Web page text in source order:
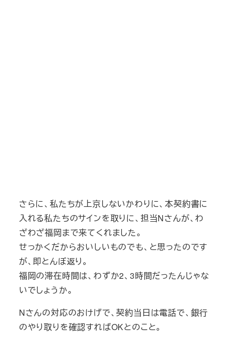
さらに、私たちが上京しないかわりに、本契約書に
入れる私たちのサインを取りに、担当Nさんが、わ
ざわざ福岡まで来てくれました。
せっかくだからおいしいものでも、と思ったのです
が、即とんぼ返り。
福岡の滞在時間は、わずか2、3時間だったんじゃな
いでしょうか。
Nさんの対応のおけげで、契約当日は電話で、銀行
のやり取りを確認すればOKとのこと。